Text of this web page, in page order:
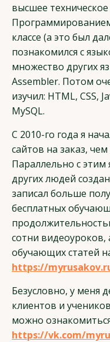
высшее
классе (а это был
познакомился с
множество других
Assembler. Потом
изучил: HTML, CSS,
MySQL.
С 2010-го года я
сайтов на заказ,
Параллельно с этим
других людей
записал больше
бесплатных
сотни видеоуроков,
обучающих статей
https://
Безусловно, у меня
клиентов и
можно
https://vk.com/